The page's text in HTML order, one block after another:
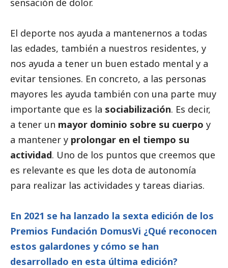
El deporte nos ayuda a mantenernos a todas
las edades, también a nuestros residentes, y
nos ayuda a tener un buen estado mental y a
evitar tensiones. En concreto, a las personas
mayores les ayuda también con una parte muy
importante que es la sociabilización. Es decir,
a tener un mayor dominio sobre su cuerpo y
a mantener y prolongar en el tiempo su
actividad. Uno de los puntos que creemos que
es relevante es que les dota de autonomía
para realizar las actividades y tareas diarias.
En 2021 se ha lanzado la sexta edición de los
Premios Fundación DomusVi ¿Qué reconocen
estos galardones y cómo se han
desarrollado en esta última edición?